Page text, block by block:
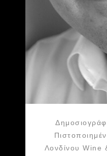
Λονδίνου